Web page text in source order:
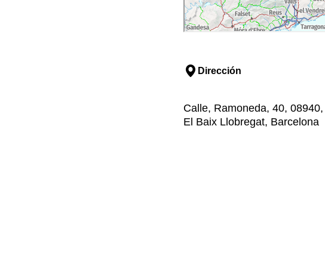
Dirección
Calle, Ramoneda, 40,
El Baix Llobregat, Barcelona